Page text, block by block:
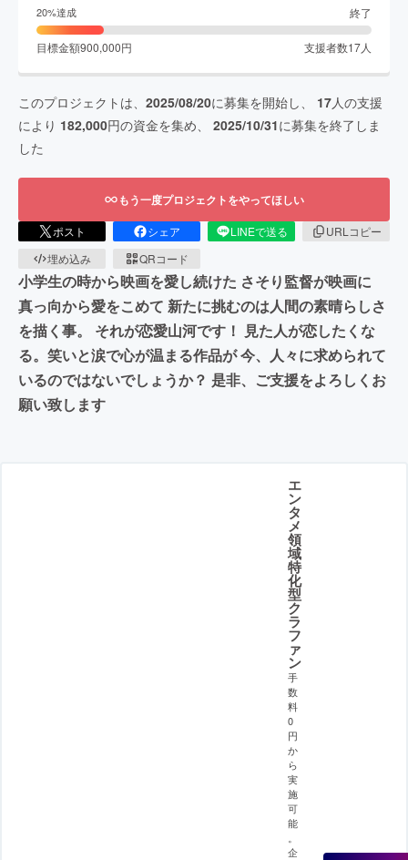
20%達成 終了
目標金額900,000円 支援者数17人
このプロジェクトは、 2025/08/20に募集を開始し、 17人の支援
により 182,000円の資金を集め、 2025/10/31に募集を終了しま
した
もう一度プロジェクトをやってほしい
ポスト シェア LINEで送る
URLコピー
埋め込み
QRコード
小学生の時から映画を愛し続けた さそり監督が映画に
真っ向から愛をこめて 新たに挑むのは人間の素晴らしさ
を描く事。 それが恋愛山河です！ 見た人が恋したくな
る。笑いと涙で心が温まる作品が 今、人々に求められて
いるのではないでしょうか？ 是非、ご支援をよろしくお
願い致します
エ
ン
タ
メ
領
域
特
化
型
ク
ラ
フ
ァ
ン
手
数
料
0
円
か
ら
実
施
可
能
企